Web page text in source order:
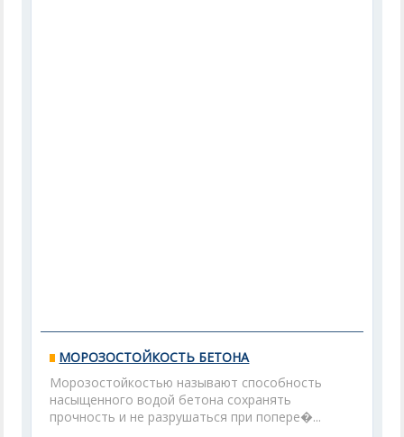
МОРОЗОСТОЙКОСТЬ БЕТОНА
Морозостойкостью называют способность
насыщенного водой бетона сохранять
прочность и не разрушаться при попере�...